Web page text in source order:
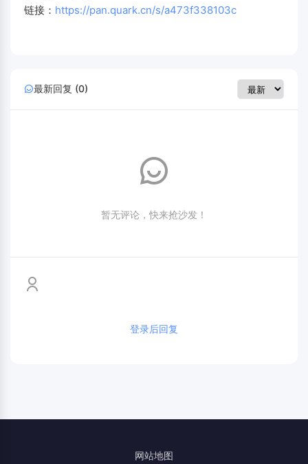
链接： https://pan.quark.cn/s/a473f338103c
最新回复 (0)
暂无评论，快来抢沙发！
登录后回复
网站地图